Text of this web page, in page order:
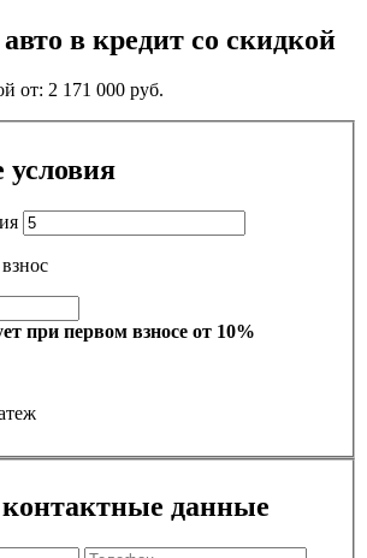
в кредит со скидкой
от: 2 171 000 руб.
при первом взносе от 10%
данные